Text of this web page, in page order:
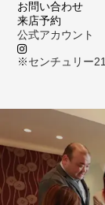
お問い合わせ
来店予約
公式アカウント
※センチュリー